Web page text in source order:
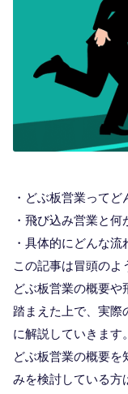
・どぶ板営業ってど
・飛び込み営業と何
・具体的にどんな流
この記事は冒頭のよ
どぶ板営業の概要
踏まえた上で、実
に解説していきます。
どぶ板営業の概要
みを検討している方